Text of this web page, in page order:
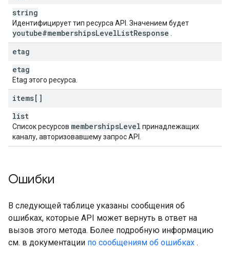
string
Идентифицирует тип ресурса API. Значением будет
youtube#membershipsLevelListResponse
etag
etag
Etag этого ресурса.
items[]
list
Список ресурсов membershipsLevel принадлежащих
каналу, авторизовавшему запрос API.
Ошибки
В следующей таблице указаны сообщения об
ошибках, которые API может вернуть в ответ на
вызов этого метода. Более подробную информацию
см. в документации по сообщениям об ошибках .